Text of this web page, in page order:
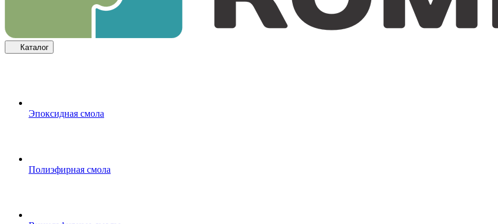
Каталог
Эпоксидная смола
Полиэфирная смола